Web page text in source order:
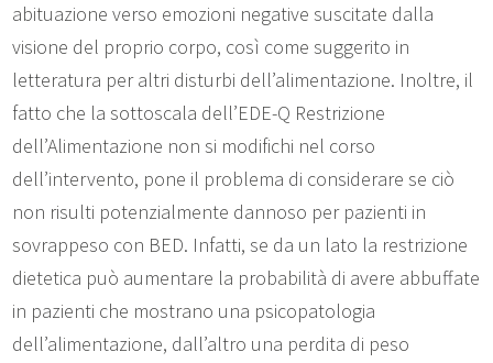
abituazione verso emozioni negative suscitate dalla
visione del proprio corpo, così come suggerito in
letteratura per altri disturbi dell’alimentazione. Inoltre, il
fatto che la sottoscala dell’EDE-Q Restrizione
dell’Alimentazione non si modifichi nel corso
dell’intervento, pone il problema di considerare se ciò
non risulti potenzialmente dannoso per pazienti in
sovrappeso con BED. Infatti, se da un lato la restrizione
dietetica può aumentare la probabilità di avere abbuffate
in pazienti che mostrano una psicopatologia
dell’alimentazione, dall’altro una perdita di peso